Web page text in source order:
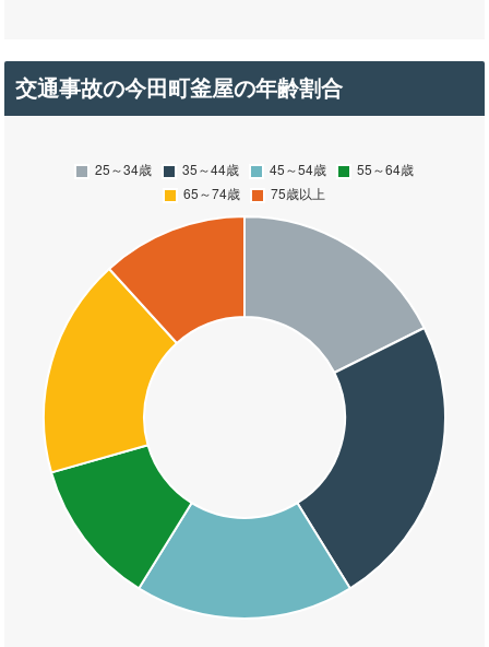
交通事故の今田町釜屋の年齢割合